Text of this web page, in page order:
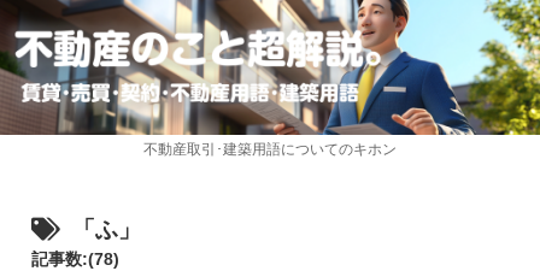
不動産取引･建築用語についてのキホン
「ふ」
記事数:(78)